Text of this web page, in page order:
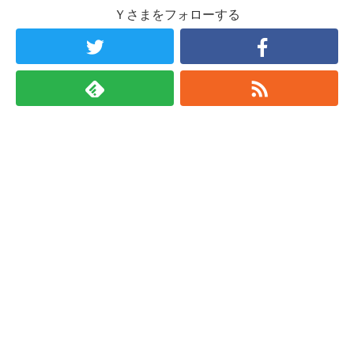
Ｙさまをフォローする